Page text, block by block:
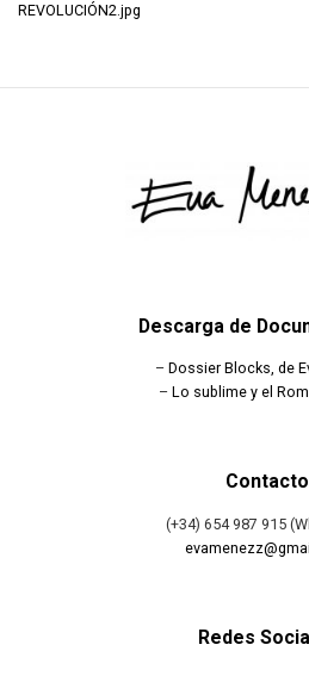
REVOLUCIÓN2.jpg
Descarga de
– Dossier Blocks, de
– Lo sublime y el
Contacto
(+34) 654 987 915
Redes